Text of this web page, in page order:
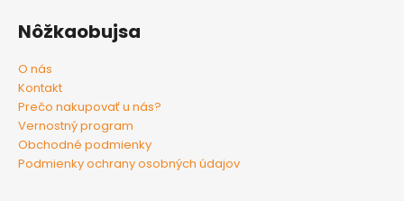
Nôžkaobujsa
O nás
Kontakt
Prečo nakupovať u nás?
Vernostný program
Obchodné podmienky
Podmienky ochrany osobných údajov